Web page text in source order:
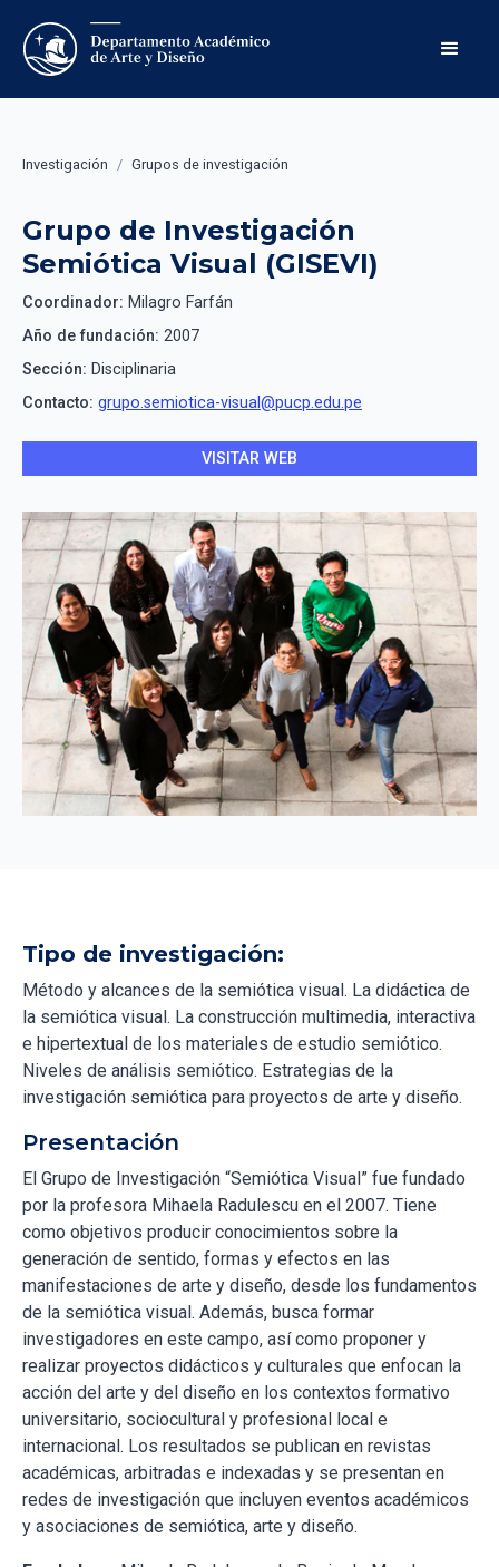
Investigación / Grupos de investigación
Grupo de Investigación
Semiótica Visual (GISEVI)
Coordinador: Milagro Farfán
Año de fundación: 2007
Sección: Disciplinaria
Contacto: grupo.semiotica-visual@pucp.edu.pe
VISITAR WEB
Tipo de investigación:
Método y alcances de la semiótica visual. La didáctica de
la semiótica visual. La construcción multimedia, interactiva
e hipertextual de los materiales de estudio semiótico.
Niveles de análisis semiótico. Estrategias de la
investigación semiótica para proyectos de arte y diseño.
Presentación
El Grupo de Investigación “Semiótica Visual” fue fundado
por la profesora Mihaela Radulescu en el 2007. Tiene
como objetivos producir conocimientos sobre la
generación de sentido, formas y efectos en las
manifestaciones de arte y diseño, desde los fundamentos
de la semiótica visual. Además, busca formar
investigadores en este campo, así como proponer y
realizar proyectos didácticos y culturales que enfocan la
acción del arte y del diseño en los contextos formativo
universitario, sociocultural y profesional local e
internacional. Los resultados se publican en revistas
académicas, arbitradas e indexadas y se presentan en
redes de investigación que incluyen eventos académicos
y asociaciones de semiótica, arte y diseño.